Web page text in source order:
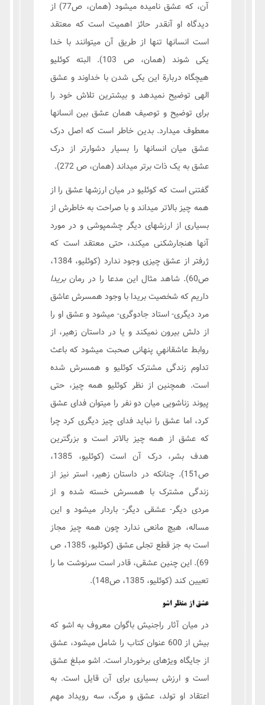
آن، که عشق نامیده میشود (همان، ص77) از
دیدگاه او آنقدر حائز اهمیت است که معتقد
است انسانها تنها از طریق آن میتوانند با خدا
یکی شوند (همان، ص 103). البته كوئليو
هیچگاه دربارة این یکی شدن با خداوند و عشق
الهی توضیح نمیدهد و بیشترین تلاش خود را
برای توضیح و توصیف همان عشق بین انسانها
معطوف میدارد. بدین خاطر است که اصل درک
عشق میان انسانها را بسیار دشوارتر از درک
عشق به یک ذات برتر میداند (همان، ص 272).
گفتنی است که كوئليو در میان ارزشها عشق را از
همه چیز بالاتر میداند و با صراحت به خاطرش از
بسیاری از ارزشهای دیگر چشمپوشی و در مورد
آنها هنجارشکنی میکند، حتی معتقد است که
ژرفتر از عشق چیزی وجود ندارد (کوئلیو، 1384،
ص60). شاهد مثال این مدعا را در رمان
بریدا
داریم که شخصیت بریدا با وجود همسرش عاشق
مرد دیگری- استاد جادوگری- میشود و عشق او را
از دلش بیرون نمیکند و یا در داستان زهیر، از
روابط عاشقانهي پنهانی صحبت میشود که باعث
تداوم زندگی مشترک كوئليو و همسرش شده
است. همچنین از نظر کوئلیو همه چیز، حتی
پیوند زناشویی میان دو نفر را میتوان فدای عشق
کرد، اما عشق را نباید فدای چیز دیگری کرد چرا
که عشق از همه چیز بالاتر است و بزرگترین
هدف بشر، درک آن است (کوئلیو، 1385،
ص151). چنانکه در داستان زهیر، استر نیز از
زندگی مشترک با همسرش خسته شده و از
مردی دیگر- عشقی دیگر- باردار میشود و این
مساله، هیچ مانعی ندارد چون همه چیز مجاز
است به جز قطع تجلی عشق (کوئلیو، 1385، ص
69). این چنین عشقی، قادر است سرنوشت ما را
تعیین کند (کوئلیو، 1385، ص148).
عشق از منظر اشو
در میان آثار راجنيش باگوان معروف به اشو که
بیش از 600 عنوان کتاب را شامل میشود، عشق
از جایگاه ویژهای برخوردار است. اشو مبلغ عشق
است و ارزش بسیاری برای آن قایل است. به
اعتقاد او تولد، عشق و مرگ، سه رویداد مهم